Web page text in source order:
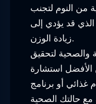
من النوم لتجنب
الذي قد يؤدي إلى
زيادة الوزن.
والصحية لتحقيق
الأفضل استشارة
غذائي أو برنامج
حالتك الصحية